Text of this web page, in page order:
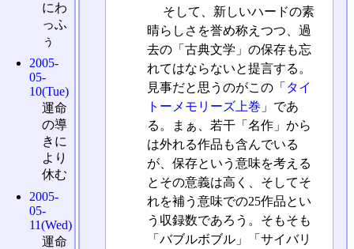
そして、新しいハードの素
晴らしさを誉め称えつつ、過
去の「古典文学」の保存も忘
れてはならないと提言する。
見事だと思うのがこの「 タイ
トーメモリーズ上巻 」であ
る。まぁ、若干「名作」から
は外れる作品も含んでいる
が、保存という意味を考える
とその意義は高く、そしてそ
れを補う意味での25作品とい
う収録数であろう。そもそも
「バブルボブル」「サイバリ
にわ
っふ
ぅ
2005-
05-
10(Tue)
運命
の導
きに
より
休む
2005-
05-
11(Wed)
運命